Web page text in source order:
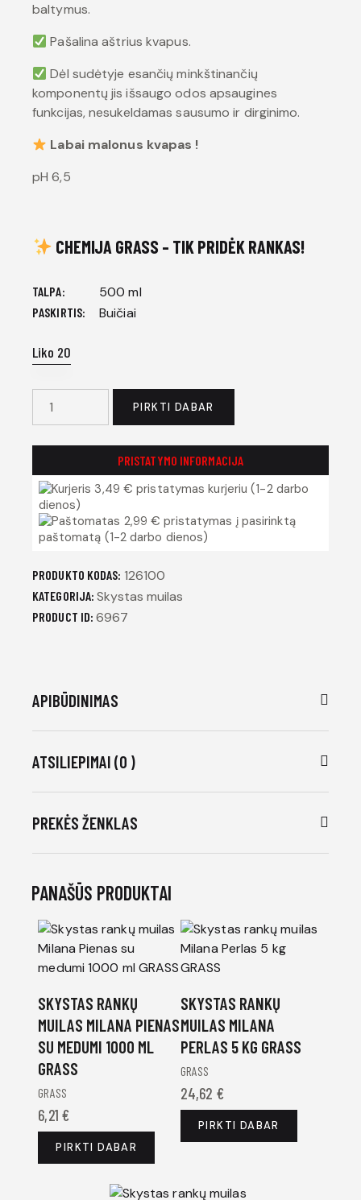
baltymus.
Pašalina aštrius kvapus.
Dėl sudėtyje esančių minkštinančių
komponentų jis išsaugo odos apsaugines
funkcijas, nesukeldamas sausumo ir dirginimo.
Labai malonus kvapas !
pH 6,5
CHEMIJA GRASS – TIK PRIDĖK RANKAS!
TALPA 500 ml
PASKIRTIS Buičiai
Liko 20
PIRKTI DABAR
PRISTATYMO INFORMACIJA
3,49 € pristatymas kurjeriu (1-2 darbo
dienos)
2,99 € pristatymas į pasirinktą
paštomatą (1-2 darbo dienos)
PRODUKTO KODAS: 126100
KATEGORIJA:Skystas muilas
PRODUCT ID:6967
APIBŪDINIMAS
ATSILIEPIMAI (0 )
PREKĖS ŽENKLAS
PANAŠŪS PRODUKTAI
SKYSTAS RANKŲ
MUILAS MILANA PIENAS
SU MEDUMI 1000 ML
GRASS
GRASS
6,21 €
PIRKTI DABAR
SKYSTAS RANKŲ
MUILAS MILANA
PERLAS 5 KG GRASS
GRASS
24,62 €
PIRKTI DABAR